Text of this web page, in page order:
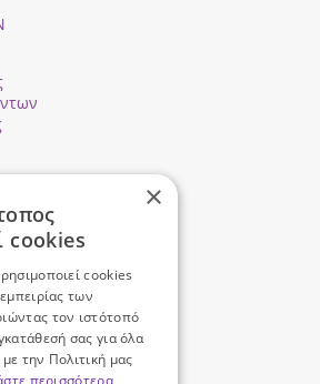
×
cookies
cookies
των
τον ιστότοπό
σας για όλα
την Πολιτική μας
περισσότερα